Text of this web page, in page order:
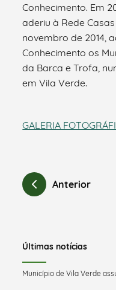
Conhecimento. Em
aderiu à Rede
novembro de 2014,
Conhecimento os
da Barca e Trofa,
em Vila Verde.
GALERIA
Anterior
Últimas notícias
Município de Vila Verde